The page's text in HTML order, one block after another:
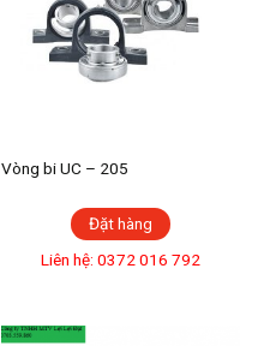
Vòng bi UC – 205
Đặt hàng
Liên hệ: 0372 016 792